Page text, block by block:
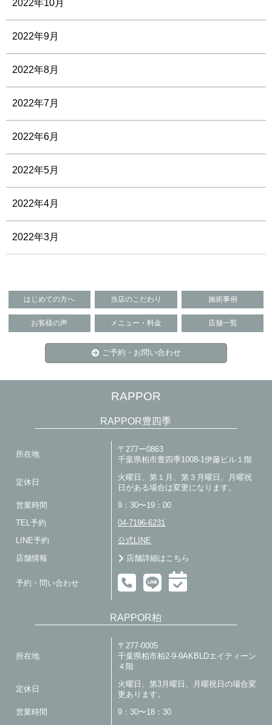
2022年10月
2022年9月
2022年8月
2022年7月
2022年6月
2022年5月
2022年4月
2022年3月
はじめての方へ 当店のこだわり 施術事例
お客様の声 メニュー・料金 店舗一覧
ご予約・お問い合わせ
RAPPOR
RAPPOR豊四季
所在地
〒277ー0863
千葉県柏市豊四季1008-1伊藤ビル１階
定休日
火曜日、第１月、第３月曜日、月曜祝
日がある場合は変更になります。
営業時間 9：30〜19：00
TEL予約 04-7196-6231
LINE予約 公式LINE
店舗情報 店舗詳細はこちら
予約・問い合わせ
RAPPOR柏
所在地
〒277-0005
千葉県柏市柏2-9-9AKBLDエイティーン
４階
定休日
火曜日、第3月曜日、月曜祝日の場合変
更あります。
営業時間 9：30〜18：30